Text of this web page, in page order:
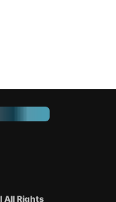
All Rights